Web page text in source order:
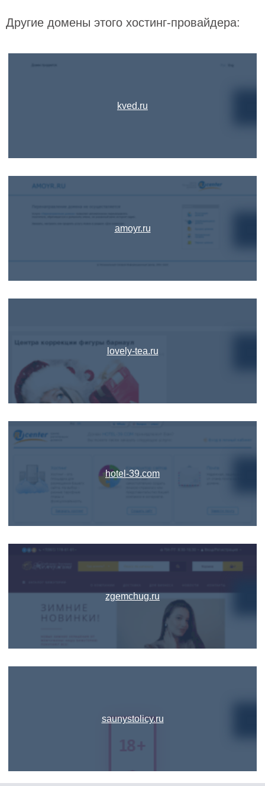
Другие домены этого хостинг-провайдера:
kved.ru
amoyr.ru
lovely-tea.ru
hotel-39.com
zgemchug.ru
saunystolicy.ru